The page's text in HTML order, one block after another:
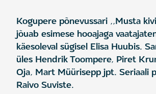
Kogupere põnevussari ,,Musta kivi
jõuab esimese hooajaga
käesoleval sügisel Elisa Huubis.
üles Hendrik Toompere, Piret
Oja, Mart Müürisepp jpt. Seriaali
Raivo Suviste.